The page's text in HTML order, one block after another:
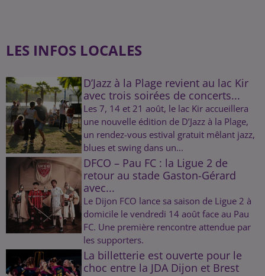
LES INFOS LOCALES
D’Jazz à la Plage revient au lac Kir
avec trois soirées de concerts...
Les 7, 14 et 21 août, le lac Kir accueillera
une nouvelle édition de D’Jazz à la Plage,
un rendez-vous estival gratuit mêlant jazz,
blues et swing dans un...
DFCO – Pau FC : la Ligue 2 de
retour au stade Gaston-Gérard
avec...
Le Dijon FCO lance sa saison de Ligue 2 à
domicile le vendredi 14 août face au Pau
FC. Une première rencontre attendue par
les supporters.
La billetterie est ouverte pour le
choc entre la JDA Dijon et Brest